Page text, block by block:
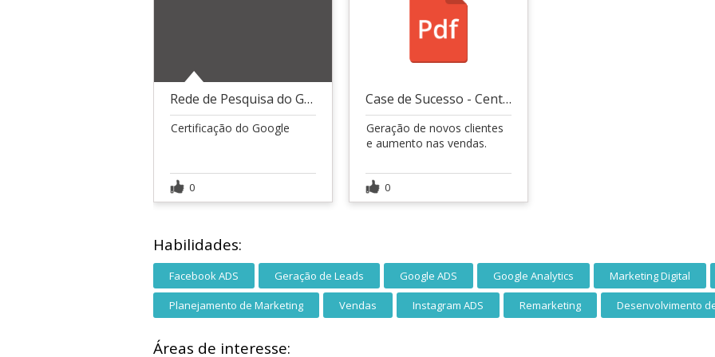
Rede de Pesquisa do Google Ads
Certificação do Google
0
Case de Sucesso - Central esportes
Geração de novos clientes
e aumento nas vendas.
0
Habilidades:
Facebook ADS Geração de Leads Google ADS Google Analytics Marketing Digital
Planejamento de Marketing Vendas Instagram ADS Remarketing Desenvolvimento
Áreas de interesse: